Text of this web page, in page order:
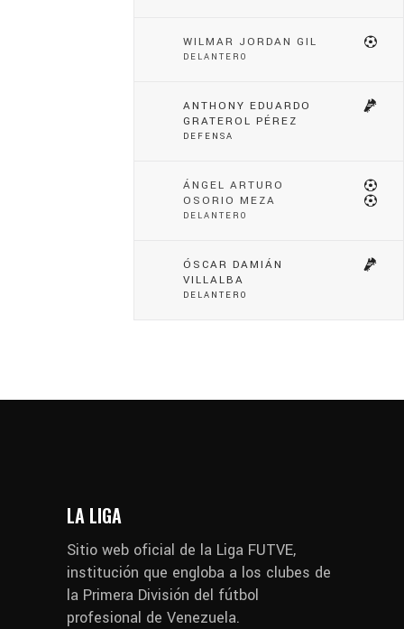
WILMAR JORDAN GIL
DELANTERO
ANTHONY EDUARDO
GRATEROL PÉREZ
DEFENSA
ÁNGEL ARTURO
OSORIO MEZA
DELANTERO
ÓSCAR DAMIÁN
VILLALBA
DELANTERO
LA LIGA
Sitio web oficial de la Liga FUTVE,
institución que engloba a los clubes de
la Primera División del fútbol
profesional de Venezuela.